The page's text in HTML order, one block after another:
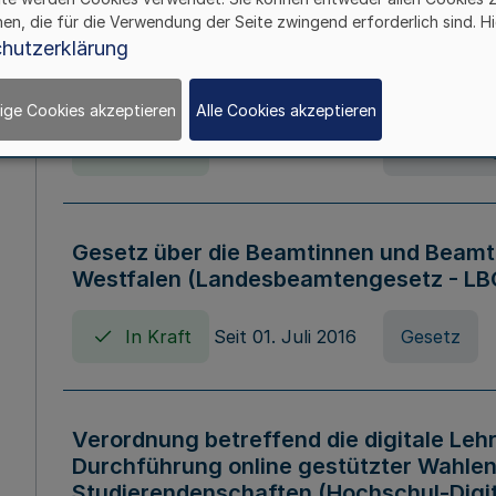
Verordnung über die
Nordrhein-Westfalen
Gesetz über die Beamtinnen und
Westfalen (Landesbeamtengesetz -
In Kraft Seit 01. Juli 2016 Gesetz
Verordnung betreffend die digitale
Durchführung online gestützter
die für die Verwendung der Seite zwingend erforderlich sind.
Cookies akzeptieren Alle Cookies akzeptieren